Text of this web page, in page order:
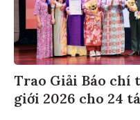
Trao Giải Báo chí
giới 2026 cho 24